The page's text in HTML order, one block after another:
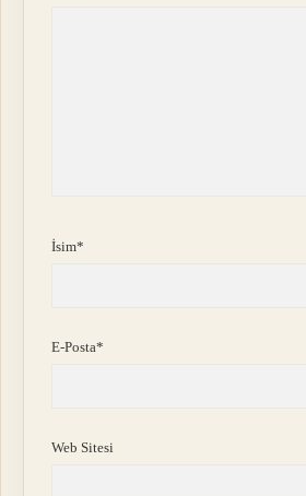
İsim*
E-Posta*
Web Sitesi